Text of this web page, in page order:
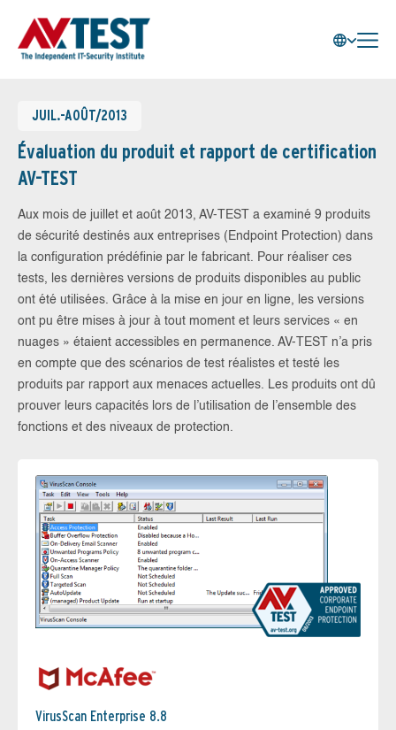
JUIL.-AOÛT/2013
Évaluation du produit et rapport de certification
AV-TEST
Aux mois de juillet et août 2013, AV-TEST a examiné 9 produits
de sécurité destinés aux entreprises (Endpoint Protection) dans
la configuration prédéfinie par le fabricant. Pour réaliser ces
tests, les dernières versions de produits disponibles au public
ont été utilisées. Grâce à la mise en jour en ligne, les versions
ont pu être mises à jour à tout moment et leurs services « en
nuages » étaient accessibles en permanence. AV-TEST n’a pris
en compte que des scénarios de test réalistes et testé les
produits par rapport aux menaces actuelles. Les produits ont dû
prouver leurs capacités lors de l’utilisation de l’ensemble des
fonctions et des niveaux de protection.
VirusScan Enterprise 8.8